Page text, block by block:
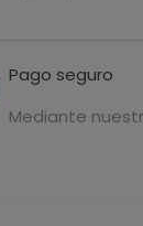
Pago seguro
Mediante